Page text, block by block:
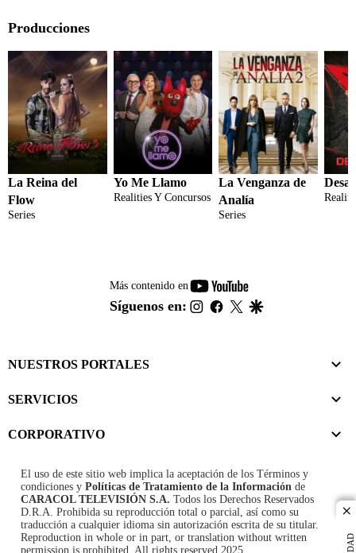
Producciones
La Reina del
Flow
Series
Yo Me Llamo
Realities Y Concursos
La Venganza de
Analía
Series
Más contenido en
youtube-
footer
Síguenos en: instagram
facebook
twitter
NUESTROS PORTALES
SERVICIOS
CORPORATIVO
El uso de este sitio web implica la aceptación de los Términos y
condiciones y Políticas de Tratamiento de la Información de
CARACOL TELEVISIÓN S.A. Todos los Derechos Reservados
D.R.A. Prohibida su reproducción total o parcial, así como su
traducción a cualquier idioma sin autorización escrita de su titular.
Reproduction in whole or in part, or translation without written
permission is prohibited. All rights reserved 2025.